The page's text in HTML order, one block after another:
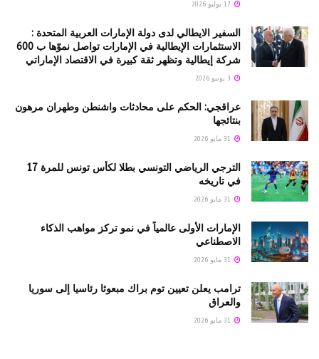
السفير الايطالي لدى دولة الإمارات العربية المتحدة :
الاستثمارات الإيطالية في الإمارات تواصل نموّها ب 600
شركة إيطالية وتظهر ثقة كبيرة في الاقتصاد الإماراتي
عراقجي: الحكم على محادثات واشنطن وطهران مرهون
بنتائجها
الترجي الرياضي التونسي بطلا لكأس تونس للمرة 17
في تاريخه
الإمارات الأولى عالمياً في نمو تركز مواهب الذكاء
الاصطناعي
ترامب يعلن تعيين توم براك مبعوثا رئاسيا إلى سوريا
والعراق